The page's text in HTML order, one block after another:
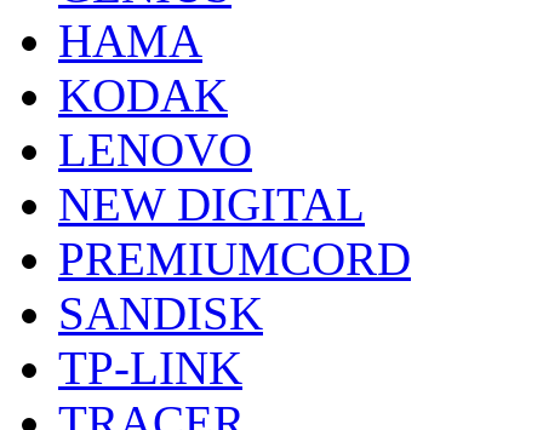
HAMA
KODAK
LENOVO
NEW DIGITAL
PREMIUMCORD
SANDISK
TP-LINK